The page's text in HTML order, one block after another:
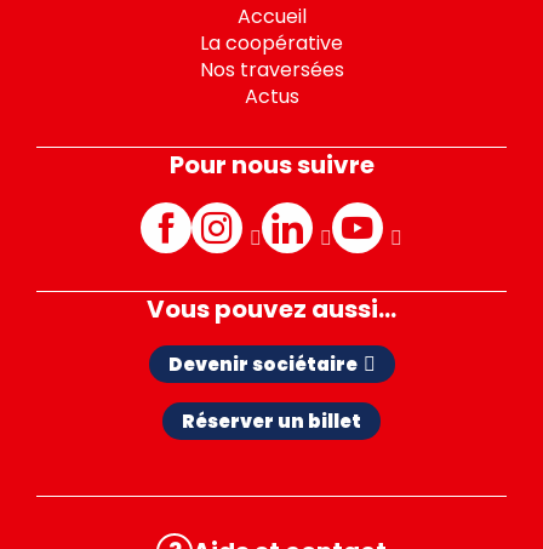
Accueil
La coopérative
Nos traversées
Actus
Pour nous suivre
Vous pouvez aussi...
Devenir sociétaire
Réserver un billet